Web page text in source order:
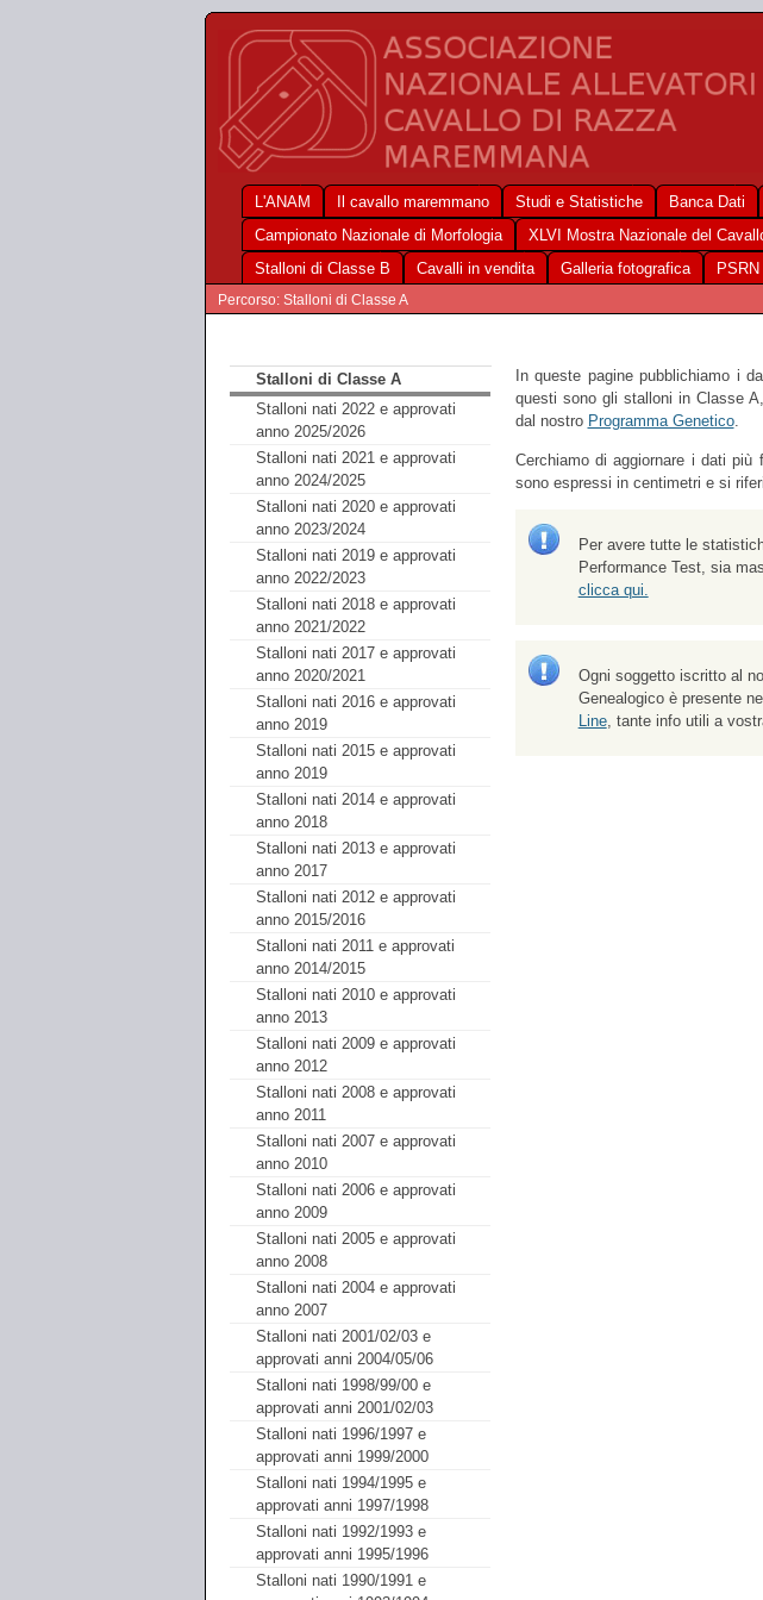
L'ANAM Il cavallo maremmano Studi e Statistiche Banca Dati
Campionato Nazionale di Morfologia
XLVI Mostra Nazionale del
Stalloni di Classe B
Cavalli in vendita Galleria fotografica
Percorso: Stalloni di Classe A
Stalloni di Classe A
Stalloni nati 2022 e approvati
anno 2025/2026
Stalloni nati 2021 e approvati
anno 2024/2025
Stalloni nati 2020 e approvati
anno 2023/2024
Stalloni nati 2019 e approvati
anno 2022/2023
Stalloni nati 2018 e approvati
anno 2021/2022
Stalloni nati 2017 e approvati
anno 2020/2021
Stalloni nati 2016 e approvati
anno 2019
Stalloni nati 2015 e approvati
anno 2019
Stalloni nati 2014 e approvati
anno 2018
Stalloni nati 2013 e approvati
anno 2017
Stalloni nati 2012 e approvati
anno 2015/2016
Stalloni nati 2011 e approvati
anno 2014/2015
Stalloni nati 2010 e approvati
anno 2013
Stalloni nati 2009 e approvati
anno 2012
Stalloni nati 2008 e approvati
anno 2011
Stalloni nati 2007 e approvati
anno 2010
Stalloni nati 2006 e approvati
anno 2009
Stalloni nati 2005 e approvati
anno 2008
Stalloni nati 2004 e approvati
anno 2007
Stalloni nati 2001/02/03 e
approvati anni 2004/05/06
Stalloni nati 1998/99/00 e
approvati anni 2001/02/03
Stalloni nati 1996/1997 e
approvati anni 1999/2000
Stalloni nati 1994/1995 e
approvati anni 1997/1998
Stalloni nati 1992/1993 e
approvati anni 1995/1996
Stalloni nati 1990/1991 e
In queste pagine pubblichiamo i
questi sono gli stalloni in Classe
dal nostro Programma Genetico.
Cerchiamo di aggiornare i dati
sono espressi in centimetri e si
Per avere tutte le
Performance Test, sia
clicca qui.
Ogni soggetto iscritto al
Genealogico è presente
Line, tante info utili a